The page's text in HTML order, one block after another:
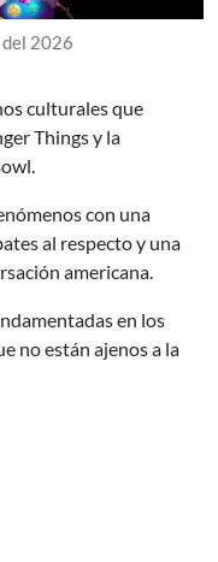
del 2026
culturales que
Things y la
con una
al respecto y una
americana.
en los
no están ajenos a la